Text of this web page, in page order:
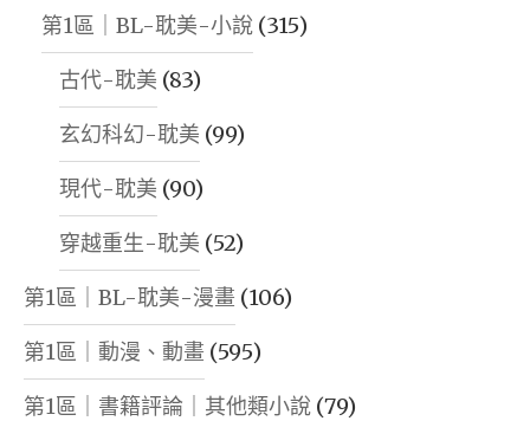
第1區｜BL-耽美-小說 (315)
古代-耽美 (83)
玄幻科幻-耽美 (99)
現代-耽美 (90)
穿越重生-耽美 (52)
第1區｜BL-耽美-漫畫 (106)
第1區｜動漫、動畫 (595)
第1區｜書籍評論｜其他類小說 (79)